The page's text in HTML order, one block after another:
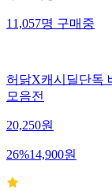
11,057명구매중
허닭X캐시딜단독
모음전
20,250원
26%14,900원